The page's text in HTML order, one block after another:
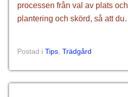
processen från val av plats
plantering och skörd, så att
Postad iTips ,Trädgård